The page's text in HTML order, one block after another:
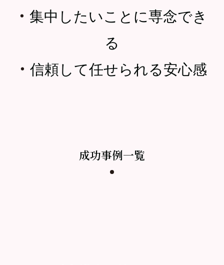
・ 集中したいことに専念でき
る
・ 信頼して任せられる安心感
成功事例一覧